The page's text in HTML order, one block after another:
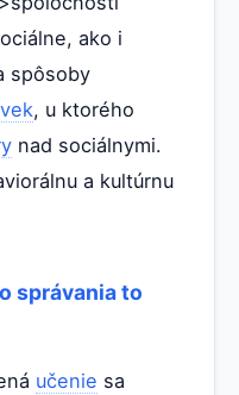
ako i
spôsoby
, u ktorého
nad sociálnymi.
a kultúrnu
správania to
učenie sa